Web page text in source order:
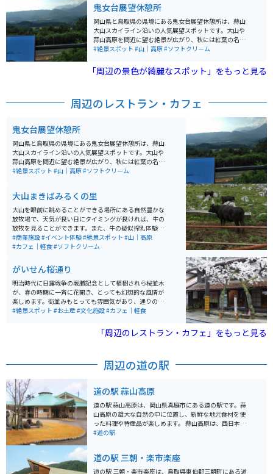
代に徳山神社と改称されました。その後、幾度かの境内
拡張と建物の改築を経て、今日に至っています。元々は
林家の屋敷神や同族神として祀られていたとされ、毎年
神楽が奉納されるなど、地域の宗教的な行事にも重要な
役割を果たしています。 アクセスは蒜山インター降り
て、車で10分ほどの場所にあります。駐車場は神社の隣
鬼女台展望休憩所
岡山県と鳥取県の県境にある鬼女台展望休憩所は、蒜山
大山スカイライン沿いの人気展望スポットです。大山や
蒜山高原を間近に望む絶景が広がり、秋には紅葉の名所
として多くの観光客が訪れます。敷地内にはソフトクリ
らの休憩にぴったりです。駐車場とトイレも完備されて
おり、ドライブやツーリング途中の立ち寄りスポットと
#絶景スポット #山｜高原#ソフトクリーム
「周辺の景色が綺麗なスポット」をもっと見る
周辺のレストラン・カフェ
鬼女台展望休憩所
岡山県と鳥取県の県境にある鬼女台展望休憩所は、蒜山
大山スカイライン沿いの人気展望スポットです。大山や
蒜山高原を間近に望む絶景が広がり、秋には紅葉の名所
として多くの観光客が訪れます。敷地内にはソフトクリ
おり、ドライブやツーリング途中の立ち寄りスポットと
してもおすすめです。
#絶景スポット #山｜高原#ソフトクリーム
大山まきばみるくの里
大山を眼前に眺めることができる場所にある自然豊かな
放牧場で、天気が良い日にタイミングが良ければ、牛の
放牧を見ることができます。また、牛の疑似搾乳体験も
楽しめます。ソフトクリームが濃厚ミルクで絶品なので
ぜひ食べてください。
#商業施設#イベント体験#絶景スポット #山｜高原
#カフェ｜軽食#ソフトクリーム
がいせん桜通り
明治時代に日露戦争の戦勝記念として植樹されら桜並木
が、春の時期に一斉に花開き、とっても幻想的な風情が
楽しめます。街並みもとっても雰囲気があり、通りの両
側を流れる水路の水が流れ、音色もどことなく日本の歴
#絶景スポット #お土産#文化施設#カフェ｜軽食
「周辺のレストラン・カフェ」をもっと見る
周辺の道の駅
道の駅 蒜山高原
道の駅 蒜山高原は、岡山県真庭市にある道の駅です。蒜
山高原の雄大な自然の中に位置し、新鮮な地元食材を使
った料理や特産品が楽しめます。 蒜山高原は、西日本屈
指のリゾート地として知られており、夏はキャンプやハ
組合や蒜山ハーブガーデンなど、観光スポットも充実し
ています。 バイクで訪れる場合、道の駅 蒜山高原はツー
#道の駅
道の駅 三朝・楽市楽座
道の駅 三朝・楽市楽座は、鳥取県東伯郡三朝町にある道